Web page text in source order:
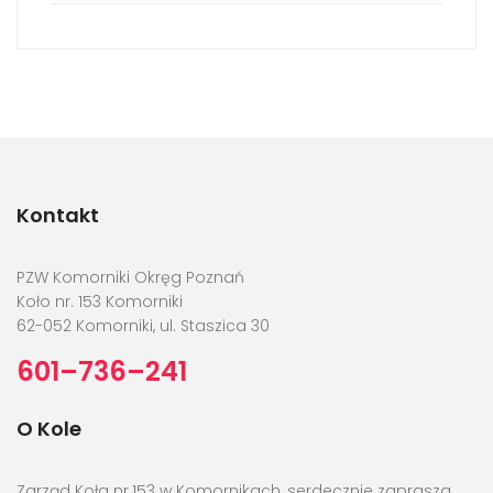
Kontakt
PZW Komorniki Okręg Poznań
Koło nr. 153 Komorniki
62-052 Komorniki, ul. Staszica 30
601–736–241
O Kole